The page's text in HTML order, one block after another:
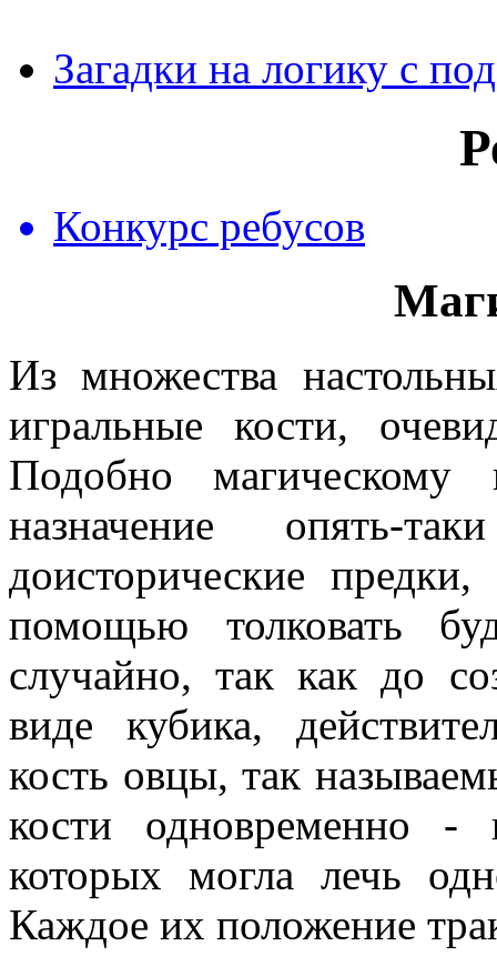
Загадки на логику с
Конкурс ребусов
Из множества
игральные кости,
Подобно магическому
назначение опять-
доисторические
помощью толковать
случайно, так как до
виде кубика,
кость овцы, так
кости одновременно
которых могла лечь
Каждое их положение